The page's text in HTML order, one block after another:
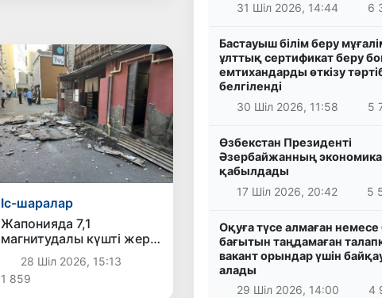
Іс-шаралар
Жапонияда 7,1
магнитудалы күшті жер
сілкінісі болып, цунами
туралы ескерту
жарияланды
28 Шіл 2026, 15:13
1 859
31 Шіл 2026, 14:44
6
Бастауыш білім беру
ұлттық сертификат беру
емтихандарды өткізу
белгіленді
30 Шіл 2026, 11:58
5
Өзбекстан Президенті
Әзербайжанның экономика
қабылдады
17 Шіл 2026, 20:42
5
Оқуға түсе алмаған немесе
бағытын таңдамаған
вакант орындар үшін
алады
29 Шіл 2026, 14:00
4